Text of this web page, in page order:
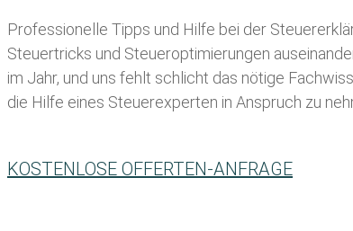
Professionelle Tipps und Hilfe bei der Ste
Steuertricks und Steueroptimierungen
im Jahr, und uns fehlt schlicht das nötige
die Hilfe eines Steuerexperten in Anspruch zu
KOSTENLOSE OFFERTEN-ANFRAGE